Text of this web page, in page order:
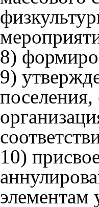
8)
9)
10)
элементам